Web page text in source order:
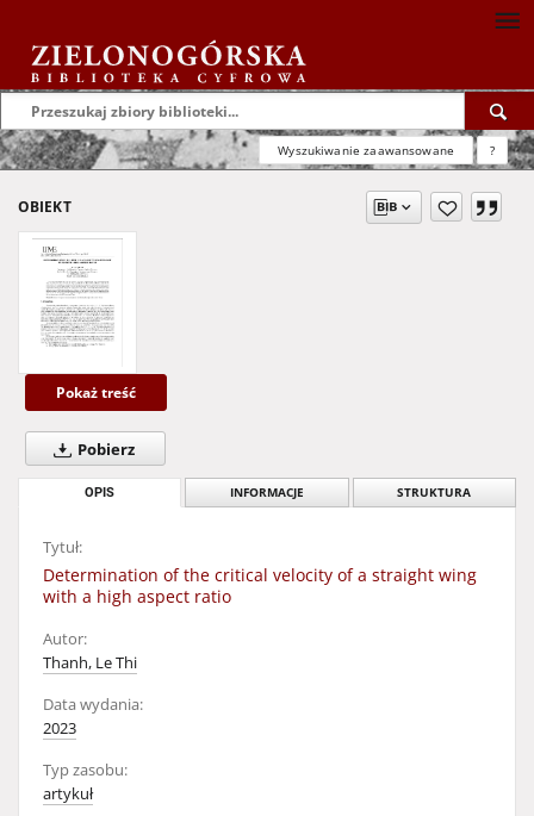
Wyszukiwanie zaawansowane ?
OBIEKT
Pokaż treść
Pobierz
OPIS INFORMACJE STRUKTURA
Tytuł:
Determination of the critical velocity of a straight wing
with a high aspect ratio
Autor:
Thanh, Le Thi
Data wydania:
2023
Typ zasobu:
artykuł